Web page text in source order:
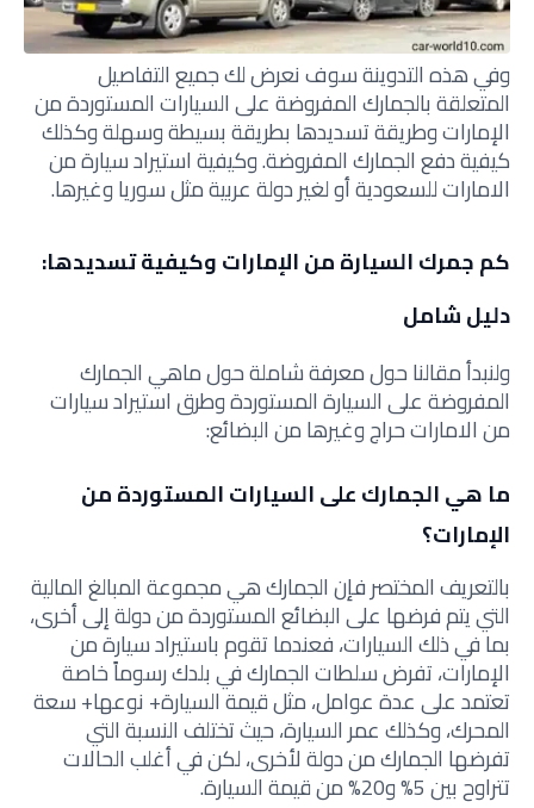
وفي هذه التدوينة سوف نعرض لك جميع التفاصيل
المتعلقة بالجمارك المفروضة على السيارات المستوردة من
الإمارات وطريقة تسديدها بطريقة بسيطة وسهلة وكذلك
كيفية دفع الجمارك المفروضة. وكيفية استيراد سيارة من
الامارات للسعودية أو لغير دولة عربية مثل سوريا وغيرها.
كم جمرك السيارة من الإمارات وكيفية تسديدها:
دليل شامل
ولنبدأ مقالنا حول معرفة شاملة حول ماهي الجمارك
المفروضة على السيارة المستوردة وطرق استيراد سيارات
من الامارات حراج وغيرها من البضائع:
ما هي الجمارك على السيارات المستوردة من
الإمارات؟
بالتعريف المختصر فإن الجمارك هي مجموعة المبالغ المالية
التي يتم فرضها على البضائع المستوردة من دولة إلى أخرى،
بما في ذلك السيارات، فعندما تقوم باستيراد سيارة من
الإمارات، تفرض سلطات الجمارك في بلدك رسوماً خاصة
تعتمد على عدة عوامل، مثل قيمة السيارة+ نوعها+ سعة
المحرك، وكذلك عمر السيارة، حيث تختلف النسبة التي
تفرضها الجمارك من دولة لأخرى، لكن في أغلب الحالات
تتراوح بين 5% و20% من قيمة السيارة.